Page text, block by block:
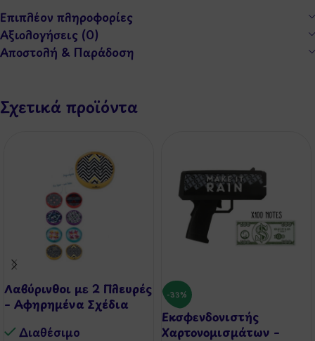
Επιπλέον πληροφορίες
Αξιολογήσεις (0)
Αποστολή & Παράδοση
Σχετικά προϊόντα
Λαβύρινθοι με 2 Πλευρές
– Αφηρημένα Σχέδια
Διαθέσιμo
-33%
Εκσφενδονιστής
Χαρτονομισμάτων –